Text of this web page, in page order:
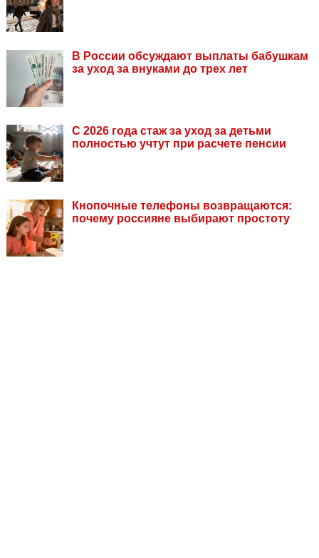
В России обсуждают выплаты бабушкам
за уход за внуками до трех лет
С 2026 года стаж за уход за детьми
полностью учтут при расчете пенсии
Кнопочные телефоны возвращаются:
почему россияне выбирают простоту